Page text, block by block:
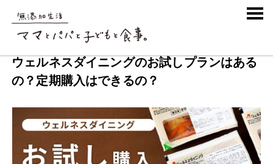
ブランド ウェルネスダイニング
2022.01.26 (最終更新日: 2022.01.26
ウェルネスダイニングのお試しプランはある
の？定期購入はできるの？